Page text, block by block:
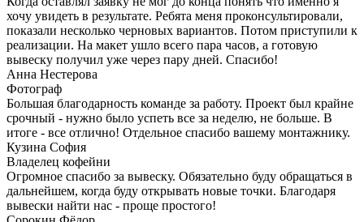
хочу увидеть в результате. Ребята меня проконсультировали,
показали несколько черновых вариантов. Потом приступили к
реализации. На макет ушло всего пара часов, а готовую
вывеску получил уже через пару дней. Спасибо!
Анна Нестерова
Фотограф
Большая благодарность команде за работу. Проект был крайне
срочный - нужно было успеть все за неделю, не больше. В
итоге - все отлично! Отдельное спасибо вашему монтажнику.
Кузина София
Владелец кофейни
Огромное спасибо за вывеску. Обязательно буду обращаться в
дальнейшем, когда буду открывать новые точки. Благодаря
вывески найти нас - проще простого!